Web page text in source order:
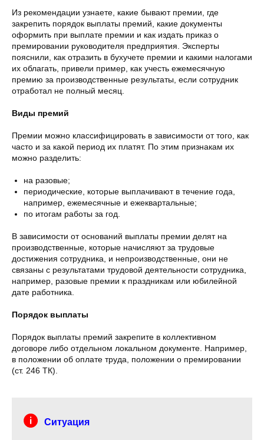
Из рекомендации узнаете, какие бывают премии, где
закрепить порядок выплаты премий, какие документы
оформить при выплате премии и как издать приказ о
премировании руководителя предприятия. Эксперты
пояснили, как отразить в бухучете премии и какими налогами
их облагать, привели пример, как учесть ежемесячную
премию за производственные результаты, если сотрудник
отработал не полный месяц.
Виды премий
Премии можно классифицировать в зависимости от того, как
часто и за какой период их платят. По этим признакам их
можно разделить:
на разовые;
периодические, которые выплачивают в течение года,
например, ежемесячные и ежеквартальные;
по итогам работы за год.
В зависимости от оснований выплаты премии делят на
производственные, которые начисляют за трудовые
достижения сотрудника, и непроизводственные, они не
связаны с результатами трудовой деятельности сотрудника,
например, разовые премии к праздникам или юбилейной
дате работника.
Порядок выплаты
Порядок выплаты премий закрепите в коллективном
договоре либо отдельном локальном документе. Например,
в положении об оплате труда, положении о премировании
(ст. 246 ТК).
Ситуация